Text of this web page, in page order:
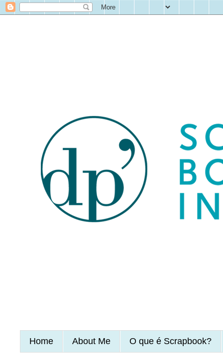
Home About Me O que é Scrapbook?